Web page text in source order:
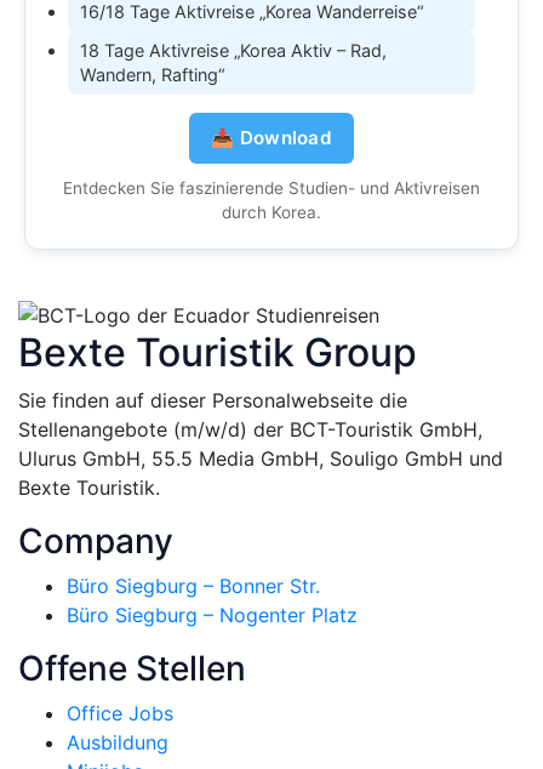
16/18 Tage Aktivreise „Korea Wanderreise“
18 Tage Aktivreise „Korea Aktiv – Rad,
Wandern, Rafting“
📥 Download
Entdecken Sie faszinierende Studien- und Aktivreisen
durch Korea.
Bexte Touristik Group
Sie finden auf dieser Personalwebseite die
Stellenangebote (m/w/d) der BCT-Touristik GmbH,
Ulurus GmbH, 55.5 Media GmbH, Souligo GmbH und
Bexte Touristik.
Company
Büro Siegburg – Bonner Str.
Büro Siegburg – Nogenter Platz
Offene Stellen
Office Jobs
Ausbildung